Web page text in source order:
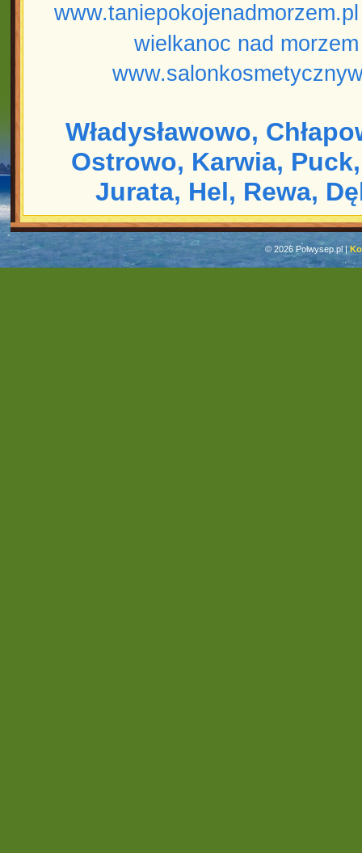
www.taniepokojenadmorzem.pl
wielkanoc nad
Władysławowo,
Ostrowo, Karwia, Puck,
Jurata, Hel, Rewa,
© 2026 Polwysep.pl |